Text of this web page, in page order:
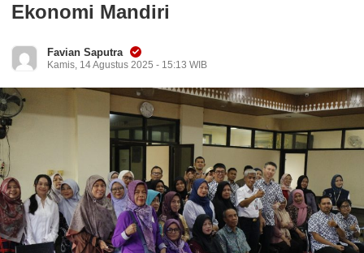
Ekonomi Mandiri
Favian Saputra
Kamis, 14 Agustus 2025 - 15:13 WIB